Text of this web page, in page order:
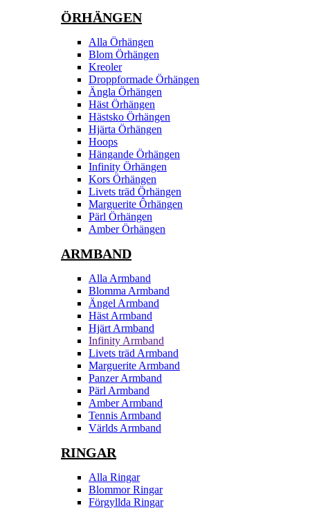
ÖRHÄNGEN
Alla Örhängen
Blom Örhängen
Kreoler
Droppformade Örhängen
Ängla Örhängen
Häst Örhängen
Hästsko Örhängen
Hjärta Örhängen
Hoops
Hängande Örhängen
Infinity Örhängen
Kors Örhängen
Livets träd Örhängen
Marguerite Ôrhängen
Pärl Örhängen
Amber Örhängen
ARMBAND
Alla Armband
Blomma Armband
Ängel Armband
Häst Armband
Hjärt Armband
Infinity Armband
Livets träd Armband
Marguerite Armband
Panzer Armband
Pärl Armband
Amber Armband
Tennis Armband
Världs Armband
RINGAR
Alla Ringar
Blommor Ringar
Förgyllda Ringar